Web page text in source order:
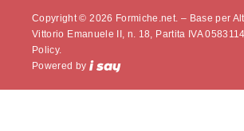
Copyright © 2026 Formiche.net. – Base per
Vittorio Emanuele II, n. 18, Partita IVA
Policy.
Powered by